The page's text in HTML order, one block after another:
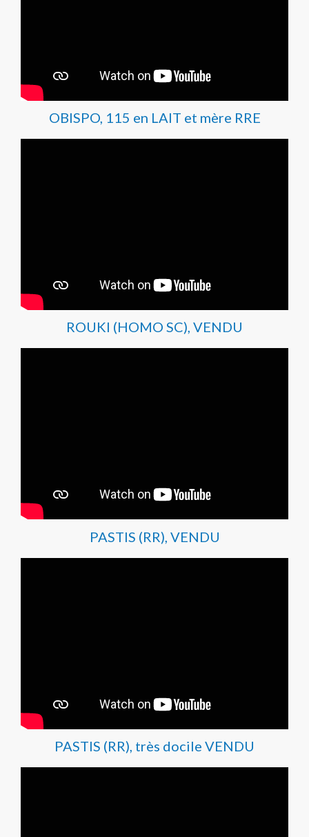
OBISPO, 115 en LAIT et mère RRE
ROUKI (HOMO SC), VENDU
PASTIS (RR), VENDU
PASTIS (RR), très docile VENDU